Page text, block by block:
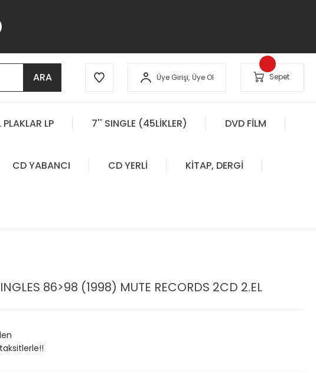
ARA Üye Girişi, Üye Ol Sepet
PLAKLAR LP 7'' SINGLE (45LİKLER) DVD FİLM
CD YABANCI CD YERLİ KİTAP, DERGİ
86>98 (1998) MUTE RECORDS 2CD 2.EL